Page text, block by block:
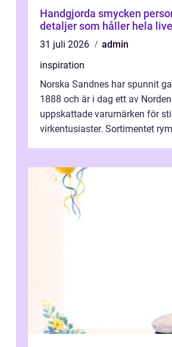
Handgjorda smycken personliga
detaljer som håller hela
31 juli 2026
admin
inspiration
Norska Sandnes har spunnit
1888 och är i dag ett av
uppskattade varumärken för
virkentusiaster. Sortimentet